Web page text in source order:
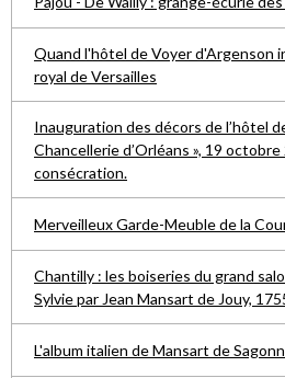
Quand l'hôtel de Voyer d'Argenson
royal de Versailles
Inauguration des décors de l’hôtel
Chancellerie d’Orléans », 19
consécration.
Merveilleux Garde-Meuble de la
Chantilly : les boiseries du grand
Sylvie par Jean Mansart de Jouy,
L'album italien de Mansart de